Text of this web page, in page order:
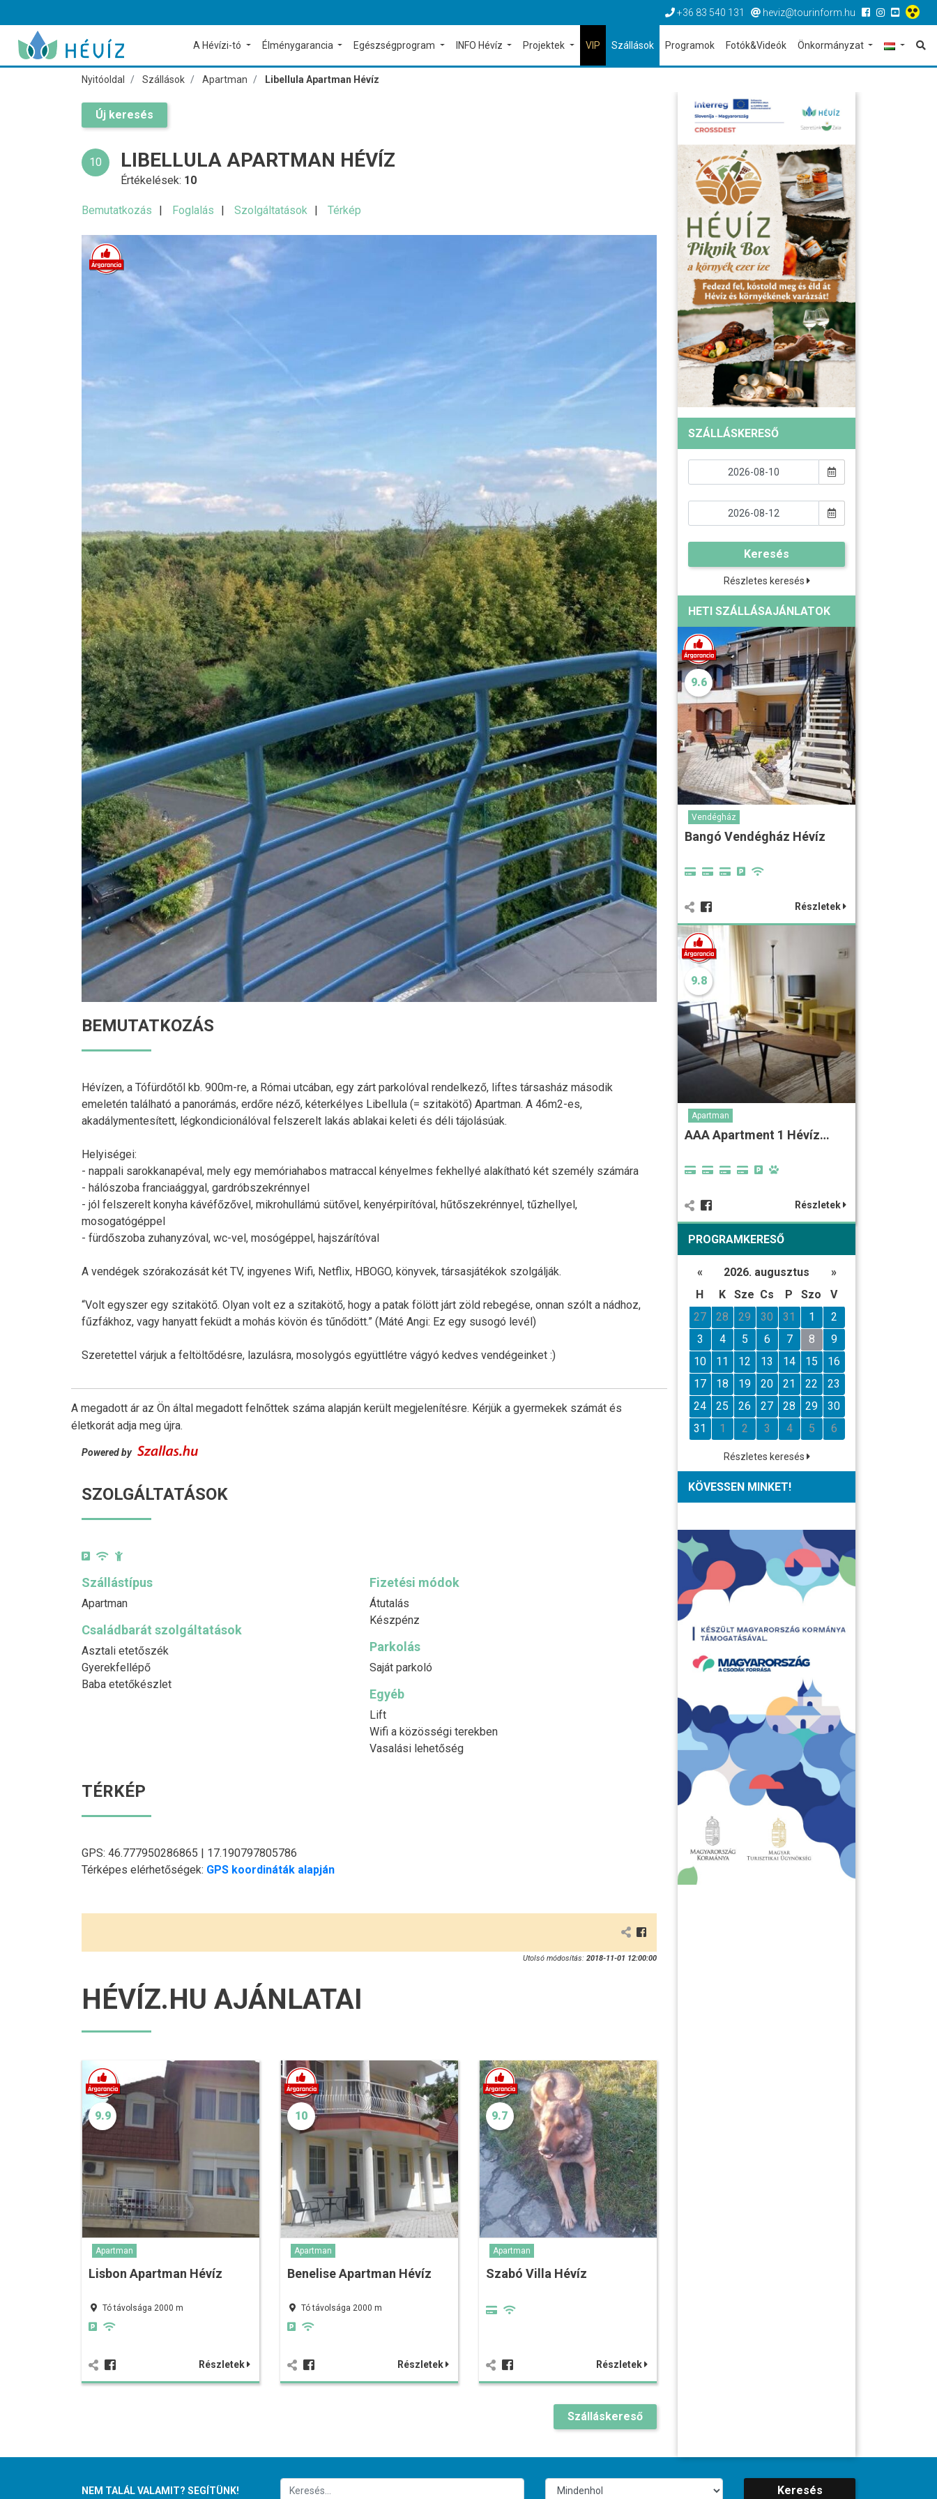
+36 83 540 131 heviz@tourinform.hu
A Hévízi-tó Élménygarancia Egészségprogram INFO Hévíz Projektek VIP Szállások Programok Fotók&Videók Önkormányzat
Nyitóoldal Szállások Apartman Libellula Apartman Hévíz
Új keresés
10 LIBELLULA APARTMAN HÉVÍZ
Értékelések: 10
Bemutatkozás Foglalás Szolgáltatások Térkép
BEMUTATKOZÁS
Hévízen, a Tófürdőtől kb. 900m-re, a Római utcában, egy zárt parkolóval rendelkező, liftes társasház második
emeletén található a panorámás, erdőre néző, kéterkélyes Libellula (= szitakötő) Apartman. A 46m2-es,
akadálymentesített, légkondicionálóval felszerelt lakás ablakai keleti és déli tájolásúak.
Helyiségei:
- nappali sarokkanapéval, mely egy memóriahabos matraccal kényelmes fekhellyé alakítható két személy számára
- hálószoba franciaággyal, gardróbszekrénnyel
- jól felszerelt konyha kávéfőzővel, mikrohullámú sütővel, kenyérpirítóval, hűtőszekrénnyel, tűzhellyel,
mosogatógéppel
- fürdőszoba zuhanyzóval, wc-vel, mosógéppel, hajszárítóval
A vendégek szórakozását két TV, ingyenes Wifi, Netflix, HBOGO, könyvek, társasjátékok szolgálják.
“Volt egyszer egy szitakötő. Olyan volt ez a szitakötő, hogy a patak fölött járt zöld rebegése, onnan szólt a nádhoz,
fűzfákhoz, vagy hanyatt feküdt a mohás kövön és tűnődött.” (Máté Angi: Ez ​egy susogó levél)
Szeretettel várjuk a feltöltődésre, lazulásra, mosolygós együttlétre vágyó kedves vendégeinket :)
A megadott ár az Ön által megadott felnőttek száma alapján került megjelenítésre. Kérjük a gyermekek számát és
életkorát adja meg újra.
Powered by
SZOLGÁLTATÁSOK
Szállástípus
Apartman
Fizetési módok
Átutalás
Készpénz
Családbarát szolgáltatások
Asztali etetőszék
Gyerekfellépő
Baba etetőkészlet
Parkolás
Saját parkoló
Egyéb
Lift
Wifi a közösségi terekben
Vasalási lehetőség
TÉRKÉP
GPS: 46.777950286865 | 17.190797805786
Térképes elérhetőségek: GPS koordináták alapján
Utolsó módosítás: 2018-11-01 12:00:00
HÉVÍZ.HU AJÁNLATAI
9.9
Apartman
Lisbon Apartman Hévíz
Tó távolsága 2000 m
Részletek
10
Apartman
Benelise Apartman Hévíz
Tó távolsága 2000 m
Részletek
9.7
Apartman
Szabó Villa Hévíz
Részletek
Szálláskereső
SZÁLLÁSKERESŐ
Keresés
Részletes keresés
HETI SZÁLLÁSAJÁNLATOK
9.6
Vendégház
Bangó Vendégház Hévíz
Részletek
9.8
Apartman
AAA Apartment 1 Hévíz…
Részletek
PROGRAMKERESŐ
« 2026. augusztus
»
H
K Sze Cs P Szo
V
27
28 29 30 31 1
2
3
4 5 6 7 8
9
10
11 12 13 14 15
16
17
18 19 20 21 22
23
24
25 26 27 28 29
30
31
1 2 3 4 5 6
Részletes keresés
KÖVESSEN MINKET!
NEM TALÁL VALAMIT? SEGÍTÜNK! Keresés